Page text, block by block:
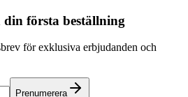
första beställning
för exklusiva erbjudanden och
Prenumerera